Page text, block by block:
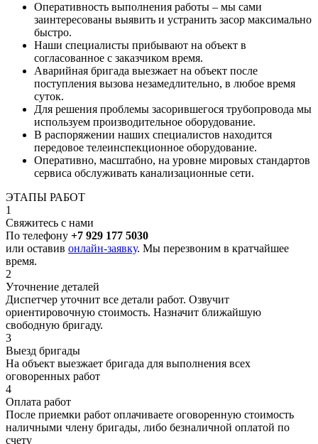
Оперативность выполнения работы – мы сами
заинтересованы выявить и устранить засор максимально
быстро.
Наши специалисты прибывают на объект в
согласованное с заказчиком время.
Аварийная бригада выезжает на объект после
поступления вызова незамедлительно, в любое время
суток.
Для решения проблемы засорившегося трубопровода мы
используем производительное оборудование.
В распоряжении наших специалистов находится
передовое телеинспекционное оборудование.
Оперативно, масштабно, на уровне мировых стандартов
сервиса обслуживать канализационные сети.
ЭТАПЫ РАБОТ
1
Свяжитесь с нами
По телефону +7 929 177 5030
или оставив онлайн-заявку. Мы перезвоним в кратчайшее
время.
2
Уточнение деталей
Диспетчер уточнит все детали работ. Озвучит
ориентировочную стоимость. Назначит ближайшую
свободную бригаду.
3
Выезд бригады
На объект выезжает бригада для выполнения всех
оговоренных работ
4
Оплата работ
После приемки работ оплачиваете оговоренную стоимость
наличными члену бригады, либо безналичной оплатой по
счету